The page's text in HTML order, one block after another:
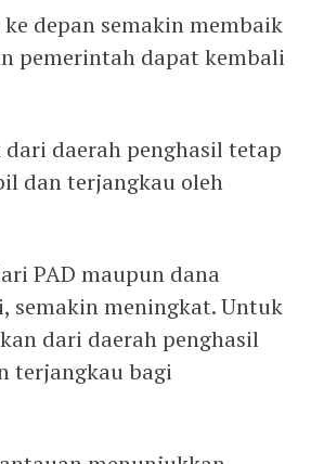
depan semakin membaik
pemerintah dapat kembali
daerah penghasil tetap
dan terjangkau oleh
PAD maupun dana
semakin meningkat. Untuk
dari daerah penghasil
terjangkau bagi